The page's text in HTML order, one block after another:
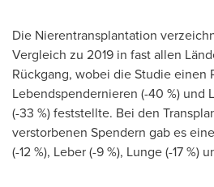
Die Nierentransplantation
Vergleich zu 2019 in fast allen
Rückgang, wobei die Studie einen
Lebendspendernieren (-40 %) und
(-33 %) feststellte. Bei den
verstorbenen Spendern gab es
(-12 %), Leber (-9 %), Lunge (-17 %)